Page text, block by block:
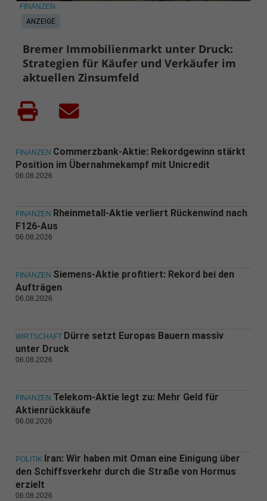
ANZEIGE
FINANZEN
Bremer Immobilienmarkt unter Druck:
Strategien für Käufer und Verkäufer im
aktuellen Zinsumfeld
FINANZEN Commerzbank-Aktie: Rekordgewinn stärkt
Position im Übernahmekampf mit Unicredit
06.08.2026
FINANZEN Rheinmetall-Aktie verliert Rückenwind nach
F126-Aus
06.08.2026
FINANZEN Siemens-Aktie profitiert: Rekord bei den
Aufträgen
06.08.2026
WIRTSCHAFT Dürre setzt Europas Bauern massiv
unter Druck
06.08.2026
FINANZEN Telekom-Aktie legt zu: Mehr Geld für
Aktienrückkäufe
06.08.2026
POLITIK Iran: Wir haben mit Oman eine Einigung über
den Schiffsverkehr durch die Straße von Hormus
erzielt
06.08.2026